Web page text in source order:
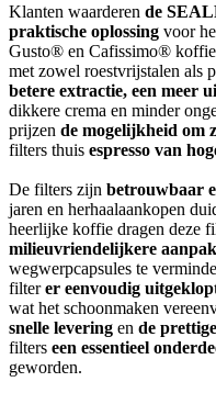
Klanten waarderen de
praktische oplossing voor
Gusto® en Cafissimo®
met zowel roestvrijstalen als
betere extractie, een meer
dikkere crema en minder
prijzen de mogelijkheid om
filters thuis espresso van
De filters zijn betrouwbaar
jaren en herhaalaankopen
heerlijke koffie dragen deze
milieuvriendelijkere aanpak
wegwerpcapsules te
filterer eenvoudig
wat het schoonmaken
snelle levering en de
filters een essentieel
geworden.